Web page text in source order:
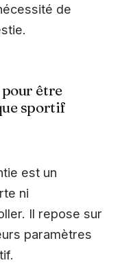
de
être
sportif
est un
ni
Il repose sur
paramètres